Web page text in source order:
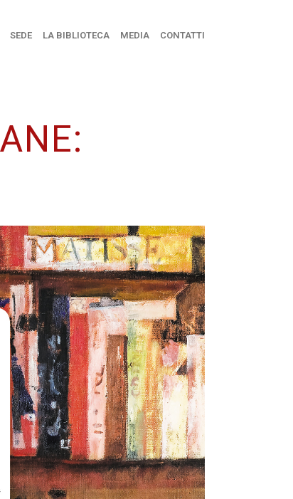
SEDE LA BIBLIOTECA MEDIA CONTATTI